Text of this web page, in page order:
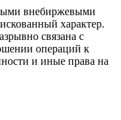
внебиржевыми
характер.
связана с
операций к
и иные права на